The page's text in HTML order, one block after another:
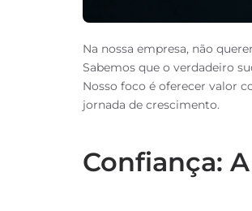
Na nossa empresa, não
Sabemos que o verdadeiro
Nosso foco é oferecer valor
jornada de crescimento.
Confiança: